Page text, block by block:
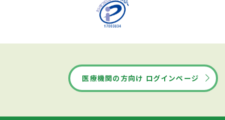
医療機関の方向け ログインページ